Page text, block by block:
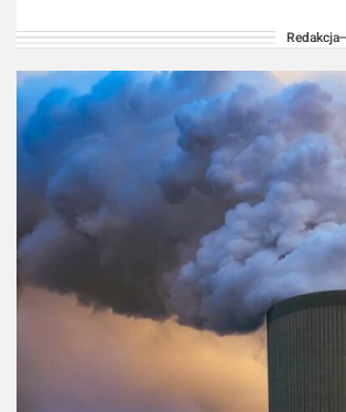
Używanie treści umieszczonych
blogu w...
Redakcja